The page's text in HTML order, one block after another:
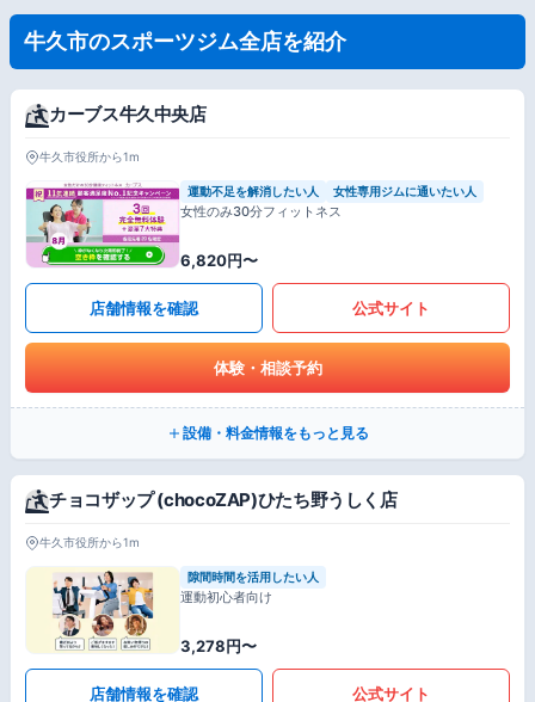
牛久市のスポーツジム全店を紹介
カーブス牛久中央店
牛久市役所から1m
運動不足を解消したい人 女性専用ジムに通いたい人
女性のみ30分フィットネス
6,820円〜
店舗情報を確認 公式サイト
体験・相談予約
設備・料金情報をもっと見る
チョコザップ (chocoZAP)ひたち野うしく店
牛久市役所から1m
隙間時間を活用したい人
運動初心者向け
3,278円〜
店舗情報を確認 公式サイト